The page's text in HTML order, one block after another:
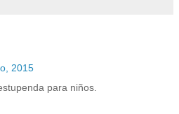
2015
para niños.